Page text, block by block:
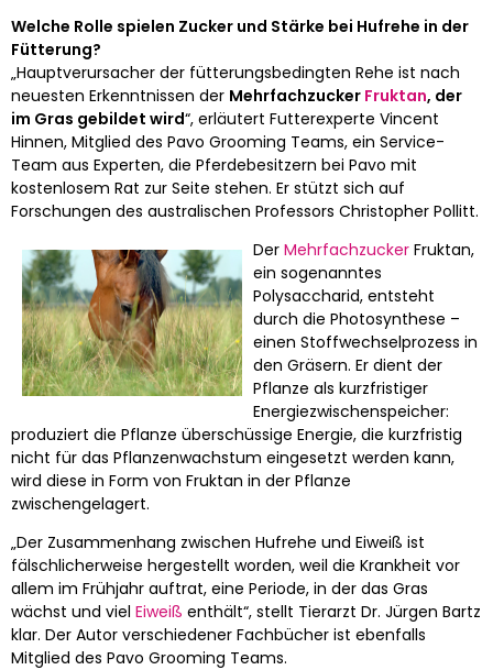
Welche Rolle spielen Zucker und Stärke bei Hufrehe in der
Fütterung?
„Hauptverursacher der fütterungsbedingten Rehe ist nach
neuesten Erkenntnissen der Mehrfachzucker Fruktan, der
im Gras gebildet wird“, erläutert Futterexperte Vincent
Hinnen, Mitglied des Pavo Grooming Teams, ein Service-
Team aus Experten, die Pferdebesitzern bei Pavo mit
kostenlosem Rat zur Seite stehen. Er stützt sich auf
Forschungen des australischen Professors Christopher Pollitt.
Der Mehrfachzucker Fruktan,
ein sogenanntes
Polysaccharid, entsteht
durch die Photosynthese –
einen Stoffwechselprozess in
den Gräsern. Er dient der
Pflanze als kurzfristiger
Energiezwischenspeicher:
produziert die Pflanze überschüssige Energie, die kurzfristig
nicht für das Pflanzenwachstum eingesetzt werden kann,
wird diese in Form von Fruktan in der Pflanze
zwischengelagert.
„Der Zusammenhang zwischen Hufrehe und Eiweiß ist
fälschlicherweise hergestellt worden, weil die Krankheit vor
allem im Frühjahr auftrat, eine Periode, in der das Gras
wächst und viel Eiweiß enthält“, stellt Tierarzt Dr. Jürgen Bartz
klar. Der Autor verschiedener Fachbücher ist ebenfalls
Mitglied des Pavo Grooming Teams.